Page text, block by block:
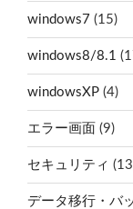
windows7 (15)
windows8/8.1
windowsXP (4)
エラー画面 (9)
セキュリティ
データ移行・バ